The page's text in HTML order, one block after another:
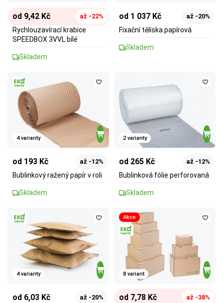
od 9,42 Kč až -22%
Rychlouzavírací krabice
SPEEDBOX 3VVL bílé
Skladem
od 1 037 Kč až -20%
Fixační tělíska papírová
Skladem
4 varianty
od 193 Kč až -12%
Bublinkový ražený papír v roli
Skladem
2 varianty
od 265 Kč až -12%
Bublinková fólie perforovaná
Skladem
4 varianty
od 6,03 Kč až -20%
Akce
8 variant
od 7,78 Kč až -38%